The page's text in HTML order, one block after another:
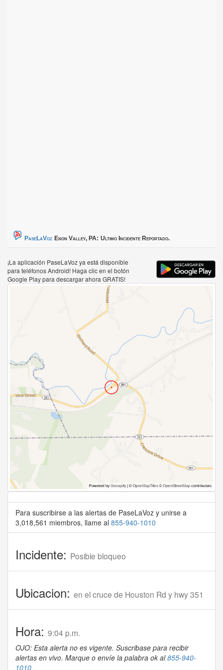
PaseLaVoz Enon Valley, PA: Ultimo Incidente Reportado.
¡La aplicación PaseLaVoz ya está disponible
para teléfonos Android! Haga clic en el botón
Google Play para descargar ahora GRATIS!
Para suscribirse a las alertas de PaseLaVoz y unirse a
3,018,561 miembros, llame al 855-940-1010
Incidente: Posible bloqueo
Ubicacion: en el cruce de Houston Rd y hwy 351
Hora: 9:04 p.m.
OJO: Esta alerta no es vigente. Suscribase para recibir
alertas en vivo. Marque o envíe la palabra ok al855-940-
1010.